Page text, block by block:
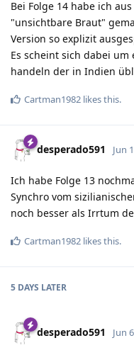
Bei Folge 14 habe ich
"unsichtbare Braut"
Version so explizit
Es scheint sich dabei
handeln der in Indien
Cartman1982 likes this.
desperado591 Jun
Ich habe Folge 13
Synchro vom
noch besser als Irrtum
Cartman1982 likes this.
5 DAYS LATER
desperado591 Jun